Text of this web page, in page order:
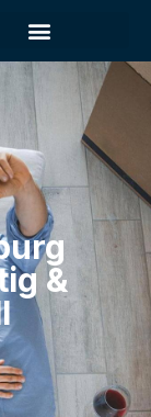
&